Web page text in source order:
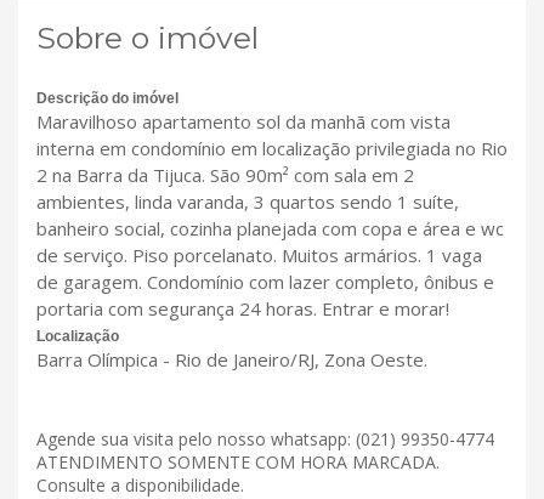
Sobre o imóvel
Descrição do imóvel
Maravilhoso apartamento sol da manhã com vista
interna em condomínio em localização privilegiada no Rio
2 na Barra da Tijuca. São 90m² com sala em 2
ambientes, linda varanda, 3 quartos sendo 1 suíte,
banheiro social, cozinha planejada com copa e área e wc
de serviço. Piso porcelanato. Muitos armários. 1 vaga
de garagem. Condomínio com lazer completo, ônibus e
portaria com segurança 24 horas. Entrar e morar!
Localização
Barra Olímpica - Rio de Janeiro/RJ, Zona Oeste.
Agende sua visita pelo nosso whatsapp: (021) 99350-4774
ATENDIMENTO SOMENTE COM HORA MARCADA.
Consulte a disponibilidade.